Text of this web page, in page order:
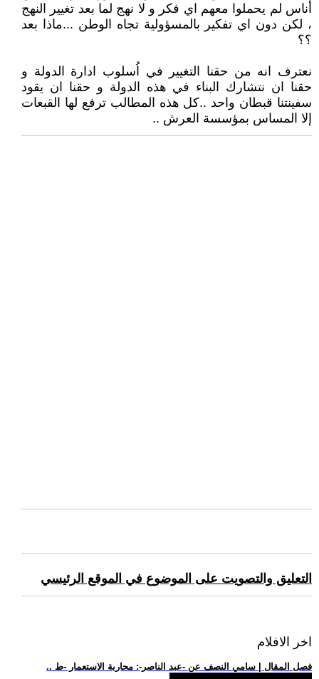
أناس لم يحملوا معهم اي فكر و لا نهج لما بعد تغيير النهج
، لكن دون اي تفكير بالمسؤولية تجاه الوطن ...ماذا بعد
؟؟
نعترف انه من حقنا التغيير في اُسلوب ادارة الدولة و
حقنا ان نتشارك البناء في هذه الدولة و حقنا ان يقود
سفينتنا قبطان واحد ..كل هذه المطالب ترفع لها القبعات
إلا المساس بمؤسسة العرش ..
التعليق والتصويت على الموضوع في الموقع الرئيسي
اخر الافلام
.. فصل المقال | سامي النصف عن -عبد الناصر-: محاربة الاستعمار -ط